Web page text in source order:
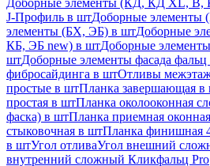
Доборные элементы (КД, КД XL, В,
J-Профиль в штДоборные элементы
элементы (БХ, ЭБ) в штДоборные
КБ, ЭБ new) в штДоборные
штДоборные элементы фасада
фибросайдинга в штОтливы
простые в штПланка завершающая в
простая в штПланка околооконная
фаска) в штПланка приемная
стыковочная в штПланка финишная
в штУгол отливаУгол внешний
внутренний сложный Кликфальц Pro